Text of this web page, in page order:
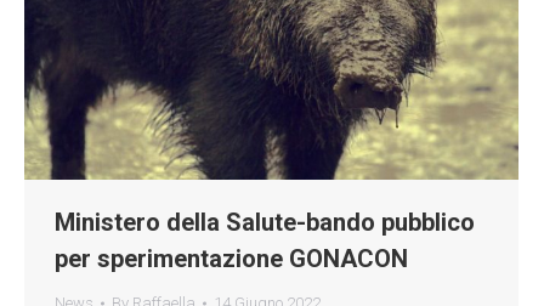
Ministero della Salute-bando pubblico
per sperimentazione GONACON